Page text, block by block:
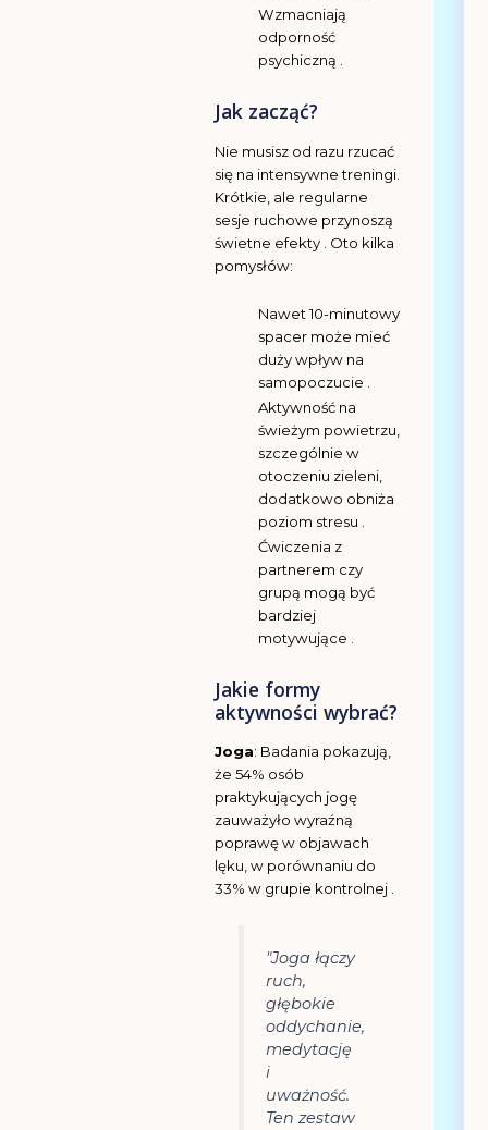
Wzmacniają
odporność
psychiczną .
Jak zacząć?
Nie musisz od razu rzucać
się na intensywne treningi.
Krótkie, ale regularne
sesje ruchowe przynoszą
świetne efekty . Oto kilka
pomysłów:
Nawet 10-minutowy
spacer może mieć
duży wpływ na
samopoczucie .
Aktywność na
świeżym powietrzu,
szczególnie w
otoczeniu zieleni,
dodatkowo obniża
poziom stresu .
Ćwiczenia z
partnerem czy
grupą mogą być
bardziej
motywujące .
Jakie formy
aktywności wybrać?
Joga: Badania pokazują,
że 54% osób
praktykujących jogę
zauważyło wyraźną
poprawę w objawach
lęku, w porównaniu do
33% w grupie kontrolnej .
"Joga łączy
ruch,
głębokie
oddychanie,
medytację
i
uważność.
Ten zestaw